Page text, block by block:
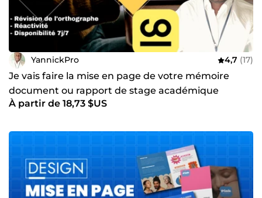
YannickPro 4,7 (17)
Je vais faire la mise en page de votre mémoire
document ou rapport de stage académique
À partir de 18,73 $US